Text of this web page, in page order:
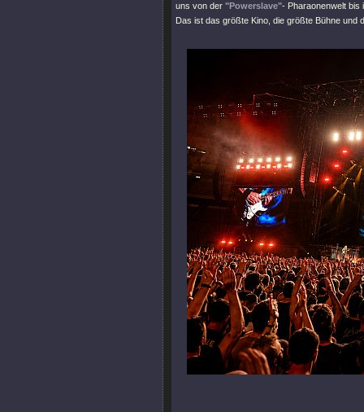
uns von der "Powerslave"- Pharaonenwelt bis
Das ist das größte Kino, die größte Bühne und